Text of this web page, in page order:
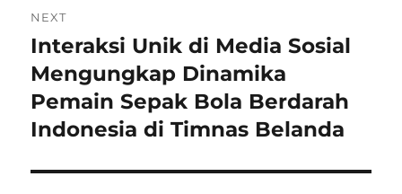
NEXT
Next
post:
Interaksi Unik di Media Sosial
Mengungkap Dinamika
Pemain Sepak Bola Berdarah
Indonesia di Timnas Belanda